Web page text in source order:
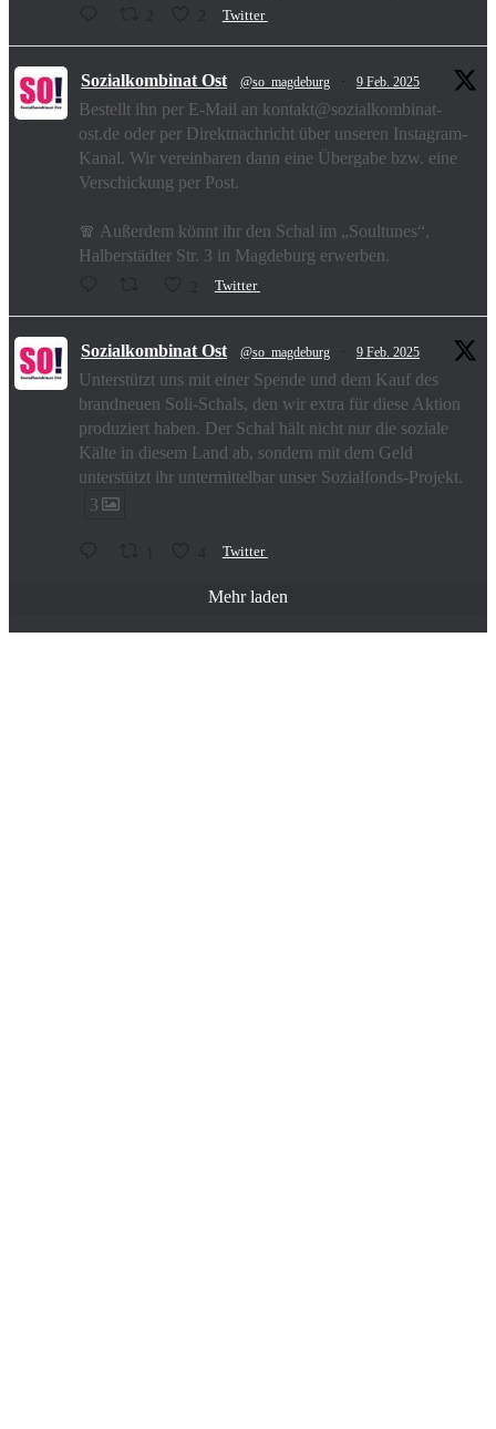
Twitter
Sozialkombinat Ost @so_magdeburg · 9 Feb. 2025
Bestellt ihn per E-Mail an kontakt@sozialkombinat-
ost.de oder per Direktnachricht über unseren Instagram-
Kanal. Wir vereinbaren dann eine Übergabe bzw. eine
Verschickung per Post.
🧣 Außerdem könnt ihr den Schal im „Soultunes“,
Halberstädter Str. 3 in Magdeburg erwerben.
Twitter
Sozialkombinat Ost @so_magdeburg · 9 Feb. 2025
Unterstützt uns mit einer Spende und dem Kauf des
brandneuen Soli-Schals, den wir extra für diese Aktion
produziert haben. Der Schal hält nicht nur die soziale
Kälte in diesem Land ab, sondern mit dem Geld
unterstützt ihr untermittelbar unser Sozialfonds-Projekt.
3
Twitter
Mehr laden